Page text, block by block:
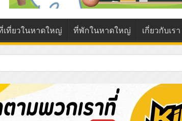
เที่ยวในหาดใหญ่ ที่พักในหาดใหญ่ เกี่ยวกับเรา